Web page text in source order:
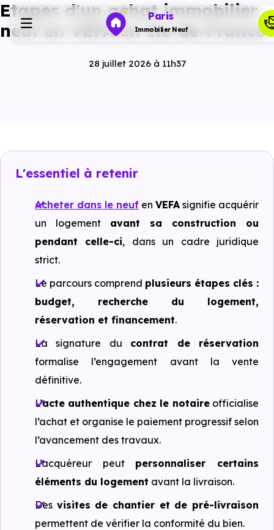
Paris
Immobilier Neuf
Investir
Ressources
Financer
Etapes d'un achat immobilier
neuf en VEFA en Ile-de-France
28 juillet 2026 à 11h37
L'essentiel à retenir
Acheter dans le neuf en VEFA signifie acquérir
un logement avant sa construction ou
pendant celle-ci, dans un cadre juridique
strict.
Le parcours comprend plusieurs étapes clés :
budget, recherche du logement,
réservation et financement.
La signature du contrat de réservation
formalise l’engagement avant la vente
définitive.
L’acte authentique chez le notaireofficialise
l’achat et organise le paiement progressif selon
l’avancement des travaux.
L’acquéreur peut personnaliser certains
éléments du logement avant la livraison.
Des visites de chantier et de pré-livraison
permettent de vérifier la conformité du bien.